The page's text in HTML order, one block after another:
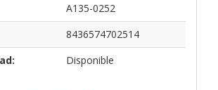
A135-0252
8436574702514
Disponible